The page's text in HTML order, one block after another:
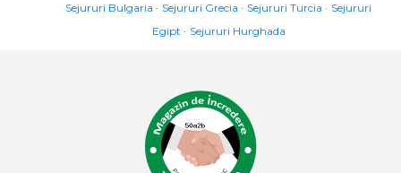
Sejururi Bulgaria Sejururi Grecia Sejururi Turcia
Sejururi
Egipt
Sejururi Hurghada